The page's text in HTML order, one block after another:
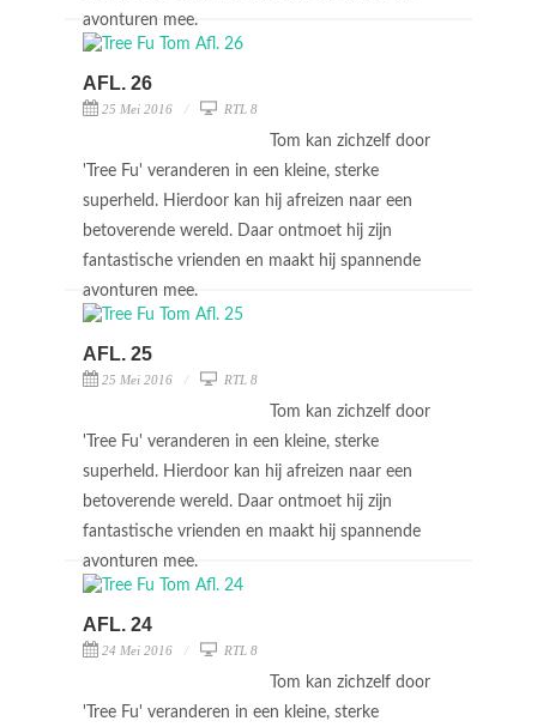
avonturen mee.
AFL. 26
25 Mei 2016 RTL 8
Tom kan zichzelf door
'Tree Fu' veranderen in een kleine, sterke
superheld. Hierdoor kan hij afreizen naar een
betoverende wereld. Daar ontmoet hij zijn
fantastische vrienden en maakt hij spannende
avonturen mee.
AFL. 25
25 Mei 2016 RTL 8
Tom kan zichzelf door
'Tree Fu' veranderen in een kleine, sterke
superheld. Hierdoor kan hij afreizen naar een
betoverende wereld. Daar ontmoet hij zijn
fantastische vrienden en maakt hij spannende
avonturen mee.
AFL. 24
24 Mei 2016 RTL 8
Tom kan zichzelf door
'Tree Fu' veranderen in een kleine, sterke